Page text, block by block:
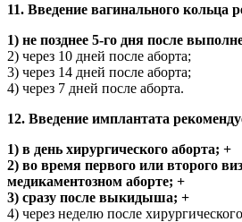
11. Введение вагинального кольца
1) не позднее 5-го дня после
2) через 10 дней после аборта;
3) через 14 дней после аборта;
4) через 7 дней после аборта.
12. Введение имплантата
1) в день хирургического аборта; +
2) во время первого или второго
медикаментозном аборте; +
3) сразу после выкидыша; +
4) через неделю после